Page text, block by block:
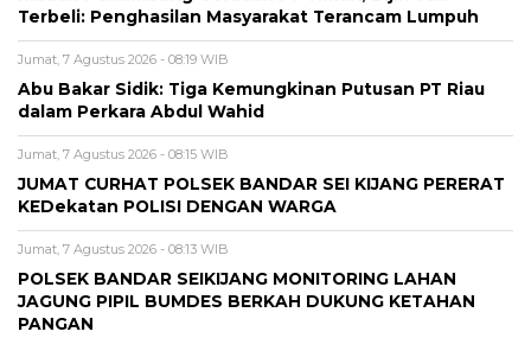
Terbeli: Penghasilan Masyarakat Terancam Lumpuh
Jumat, 7 Agustus 2026 - 08:19 WIB
Abu Bakar Sidik: Tiga Kemungkinan Putusan PT Riau
dalam Perkara Abdul Wahid
Jumat, 7 Agustus 2026 - 08:15 WIB
JUMAT CURHAT POLSEK BANDAR SEI KIJANG PERERAT
KEDekatan POLISI DENGAN WARGA
Jumat, 7 Agustus 2026 - 08:13 WIB
POLSEK BANDAR SEIKIJANG MONITORING LAHAN
JAGUNG PIPIL BUMDES BERKAH DUKUNG KETAHAN
PANGAN